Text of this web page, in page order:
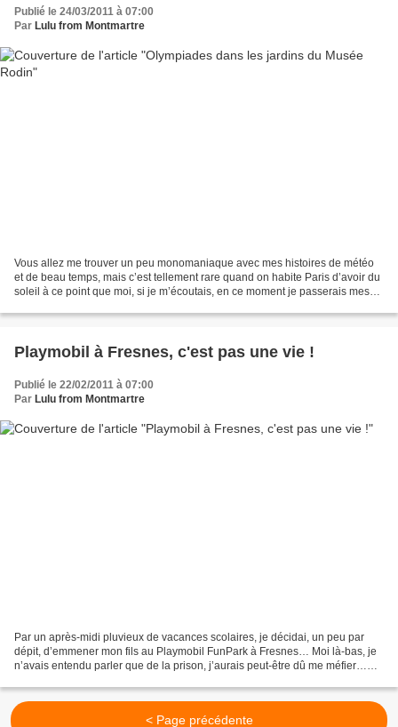
Publié le 24/03/2011 à 07:00
Par Lulu from Montmartre
Vous allez me trouver un peu monomaniaque avec mes histoires de météo
et de beau temps, mais c’est tellement rare quand on habite Paris d’avoir du
soleil à ce point que moi, si je m’écoutais, en ce moment je passerais mes
Playmobil à Fresnes, c'est pas une vie !
Publié le 22/02/2011 à 07:00
Par Lulu from Montmartre
Par un après-midi pluvieux de vacances scolaires, je décidai, un peu par
dépit, d’emmener mon fils au Playmobil FunPark à Fresnes… Moi là-bas, je
n’avais entendu parler que de la prison, j’aurais peut-être dû me méfier…
< Page précédente